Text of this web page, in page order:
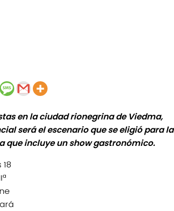
en la ciudad rionegrina de Viedma,
será el escenario que se eligió para la
que incluye un show gastronómico.